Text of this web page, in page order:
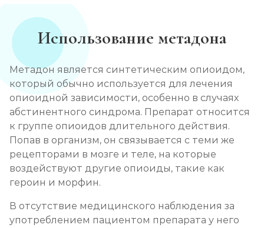
Лечение зависимости от феназепама
от 4 300 ₽
Лечение подростковой наркомании
от 4 300 ₽ Записаться
Кодирование от наркомании
от 8 550 ₽ Записаться
от 5 700 ₽ Записаться
Использование метадона
Метадон является синтетическим опиоидом,
который обычно используется для лечения
опиоидной зависимости, особенно в случаях
абстинентного синдрома. Препарат относится
к группе опиоидов длительного действия.
Попав в организм, он связывается с теми же
рецепторами в мозге и теле, на которые
воздействуют другие опиоиды, такие как
героин и морфин.
В отсутствие медицинского наблюдения за
употреблением пациентом препарата у него